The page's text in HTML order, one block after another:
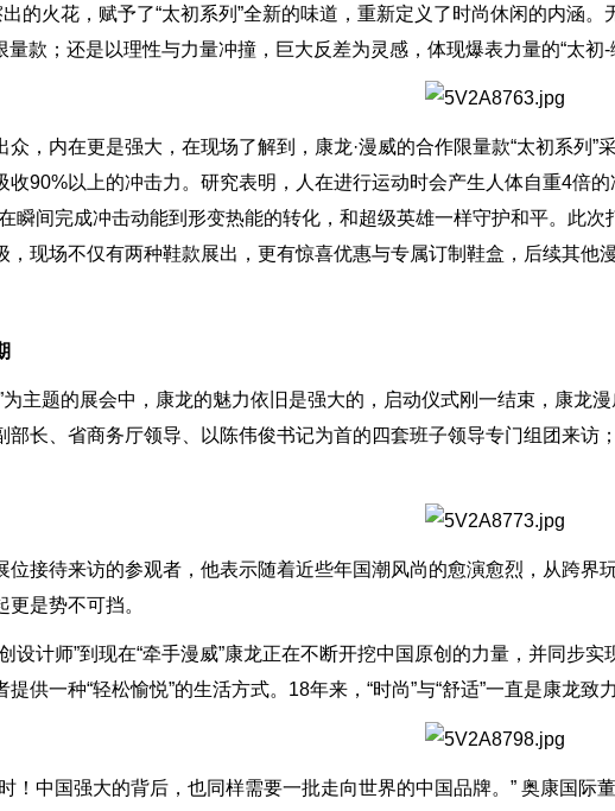
出的火花，赋予了“太初系列”全新的味道，重新定义了时尚休闲的内涵
量款；还是以理性与力量冲撞，巨大反差为灵感，体现爆表力量的“太
众，内在更是强大，在现场了解到，康龙·漫威的合作限量款“太初系列
收90%以上的冲击力。研究表明，人在进行运动时会产生人体自重4倍
瞬间完成冲击动能到形变热能的转化，和超级英雄一样守护和平。此
，现场不仅有两种鞋款展出，更有惊喜优惠与专属订制鞋盒，后续其他
为主题的展会中，康龙的魅力依旧是强大的，启动仪式刚一结束，康龙
部长、省商务厅领导、以陈伟俊书记为首的四套班子领导专门组团来
位接待来访的参观者，他表示随着近些年国潮风尚的愈演愈烈，从跨
更是势不可挡。
设计师”到现在“牵手漫威”康龙正在不断开挖中国原创的力量，并同步
供一种“轻松愉悦”的生活方式。18年来，“时尚”与“舒适”一直是康龙
！中国强大的背后，也同样需要一批走向世界的中国品牌。” 奥康国际